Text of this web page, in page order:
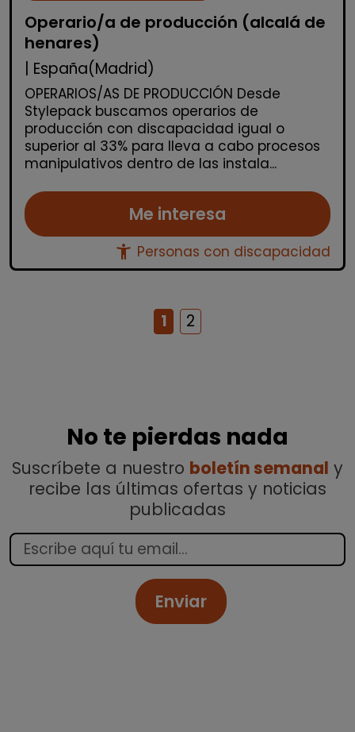
Operario/a de producción (alcalá de
henares)
| España(Madrid)
OPERARIOS/AS DE PRODUCCIÓN Desde
Stylepack buscamos operarios de
producción con discapacidad igual o
superior al 33% para lleva a cabo procesos
manipulativos dentro de las instala...
Me interesa
accessibility_new Personas con discapacidad
1 2
No te pierdas nada
Suscríbete a nuestro boletín semanal y
recibe las últimas ofertas y noticias
publicadas
Enviar